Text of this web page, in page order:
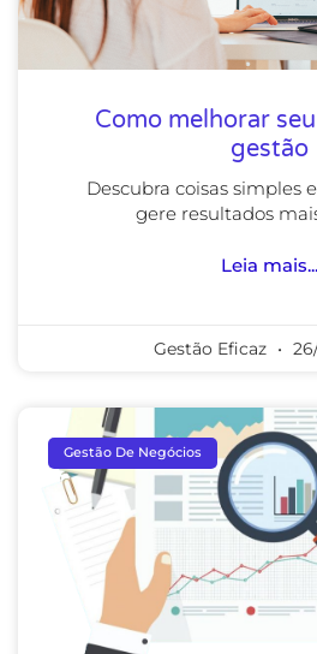
Como melhorar
gestão
Descubra coisas simples
gere resultados
Leia mais...
Gestão Eficaz
Gestão De Negócios